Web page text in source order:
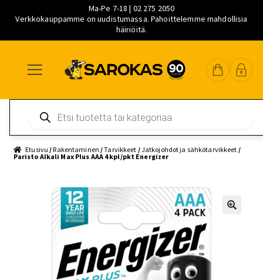
Ma-Pe 7-18 | 02 275 2050
Verkkokauppamme on uudistumassa. Pahoittelemme mahdollisia
häiriöitä.
navigointiin
sisältöön
pääsisältöön
search
Etusivu /Rakentaminen /Tarvikkeet /Jatkojohdot ja sähkötarvikkeet /
Paristo Alkali Max Plus AAA 4 kpl/pkt Energizer